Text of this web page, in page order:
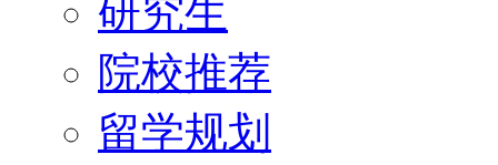
研究生
院校推荐
留学规划